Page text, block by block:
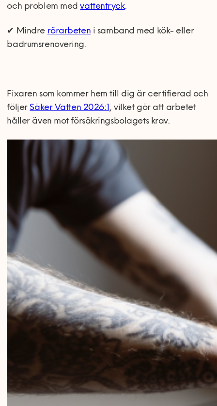
och problem medvattentryck.
✔ Mindre rörarbeten i samband med kök- eller
badrumsrenovering.
Fixaren som kommer hem till dig är certifierad och
följerSäker Vatten 2026:1, vilket gör att arbetet
håller även mot försäkringsbolagets krav.